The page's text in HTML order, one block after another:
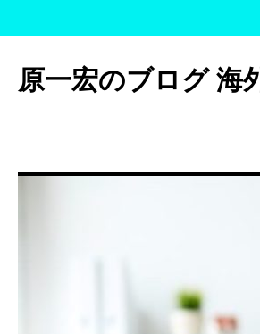
テ
ン
ッ
原一宏のブログ 海